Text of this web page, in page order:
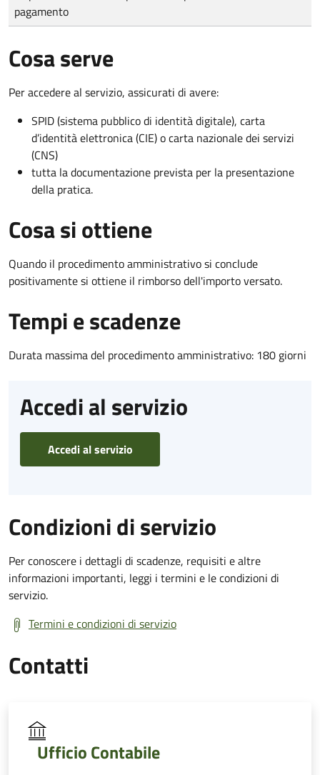
pagamento
Cosa serve
Per accedere al servizio, assicurati di avere:
SPID (sistema pubblico di identità digitale), carta
d’identità elettronica (CIE) o carta nazionale dei servizi
(CNS)
tutta la documentazione prevista per la presentazione
della pratica.
Cosa si ottiene
Quando il procedimento amministrativo si conclude
positivamente si ottiene il rimborso dell'importo versato.
Tempi e scadenze
Durata massima del procedimento amministrativo: 180 giorni
Accedi al servizio
Accedi al servizio
Condizioni di servizio
Per conoscere i dettagli di scadenze, requisiti e altre
informazioni importanti, leggi i termini e le condizioni di
servizio.
Termini e condizioni di servizio
Contatti
Ufficio Contabile